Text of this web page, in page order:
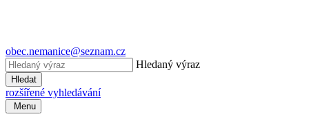
obec.nemanice@seznam.cz
Hledaný výraz
Hledat
rozšířené vyhledávání
Menu